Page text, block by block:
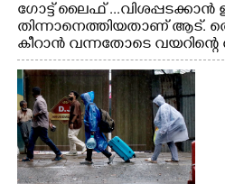
ഗോട്ട് ലൈഫ് ...വിശപ്പടക്കാൻ
തിന്നാനെത്തിയതാണ് ആട്.
കീറാൻ വന്നതോടെ
വേണ്ടിയായി ഓട്ടം.
നിന്നുള്ള കാഴ്ച